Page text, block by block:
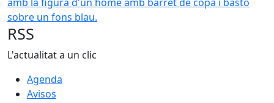
RSS
L'actualitat a un clic
Agenda
Avisos